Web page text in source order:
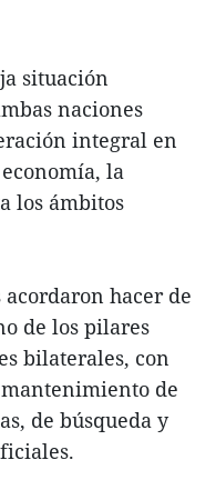
situación
naciones
integral en
la
los ámbitos
hacer de
de los pilares
bilaterales, con
de
de búsqueda y